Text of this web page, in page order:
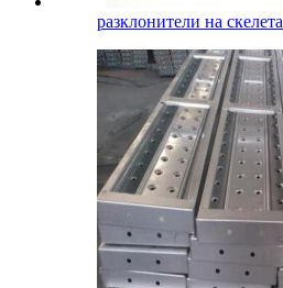
разклонители на скелета